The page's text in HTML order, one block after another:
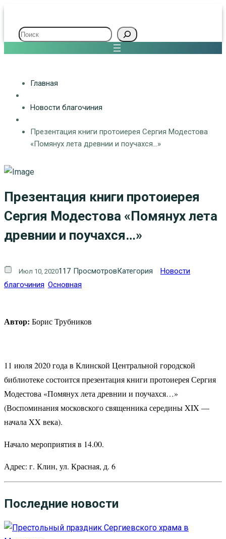
Поиск
Главная
Новости благочиния
Презентация книги протоиерея Сергия Модестова
«Помянух лета древнии и поучахся…»
Презентация книги протоиерея
Сергия Модестова «Помянух лета
древнии и поучахся…»
Июл 10, 2020117 ПросмотровКатегория
Новости
благочиния Основная
Автор: Борис Трубников
11 июля 2020 года в Клинской Центральной городской
библиотеке состоится презентация книги протоиерея Сергия
Модестова «Помянух лета древнии и поучахся…»
(Воспоминания московского священника середины XIX —
начала XX века).
Начало мероприятия в 14.00.
Адрес: г. Клин, ул. Красная, д. 6
Последние новости